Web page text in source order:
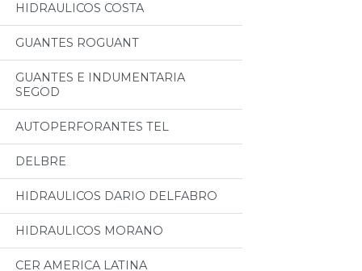
HIDRAULICOS COSTA
GUANTES ROGUANT
GUANTES E INDUMENTARIA
SEGOD
AUTOPERFORANTES TEL
DELBRE
HIDRAULICOS DARIO DELFABRO
HIDRAULICOS MORANO
CER AMERICA LATINA